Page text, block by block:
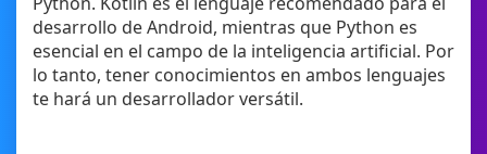
desarrollo de Android, mientras que Python es
esencial en el campo de la inteligencia artificial. Por
lo tanto, tener conocimientos en ambos lenguajes
te hará un desarrollador versátil.